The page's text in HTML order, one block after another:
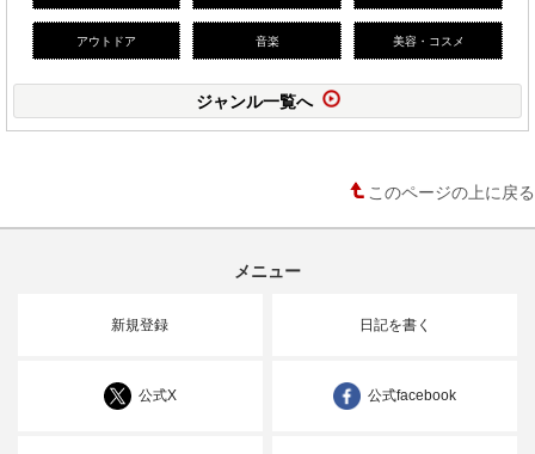
アウトドア 音楽 美容・コスメ
ジャンル一覧へ
このページの上に戻る
メニュー
新規登録 日記を書く
公式X 公式facebook